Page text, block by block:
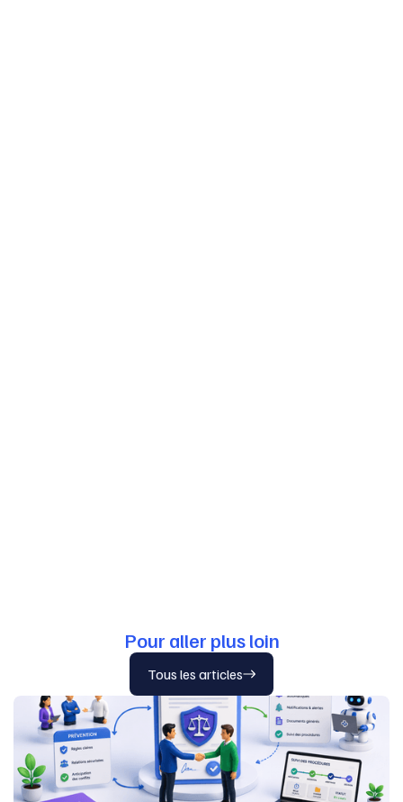
Pour aller plus loin
Tous les articles